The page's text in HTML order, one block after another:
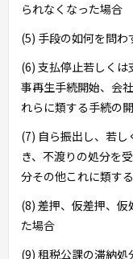
られなくなった場合
(5) 手段の如何を問
(6) 支払停止若しく
事再生手続開始、会
れらに類する手続の
(7) 自ら振出し、若
き、不渡りの処分を
分その他これに類す
(8) 差押、仮差押、
た場合
(9) 租税公課の滞納処